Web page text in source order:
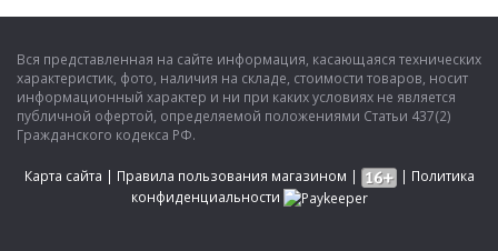
Вся представленная на сайте информация, касающаяся технических
характеристик, фото, наличия на складе, стоимости товаров, носит
информационный характер и ни при каких условиях не является
публичной офертой, определяемой положениями Статьи 437(2)
Гражданского кодекса РФ.
Карта сайта | Правила пользования магазином | | Политика
конфиденциальности